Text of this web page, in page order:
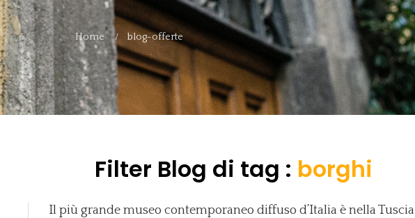
Home blog-offerte
Filter Blog di tag : borghi
Il più grande museo contemporaneo diffuso d’Italia è nella Tuscia